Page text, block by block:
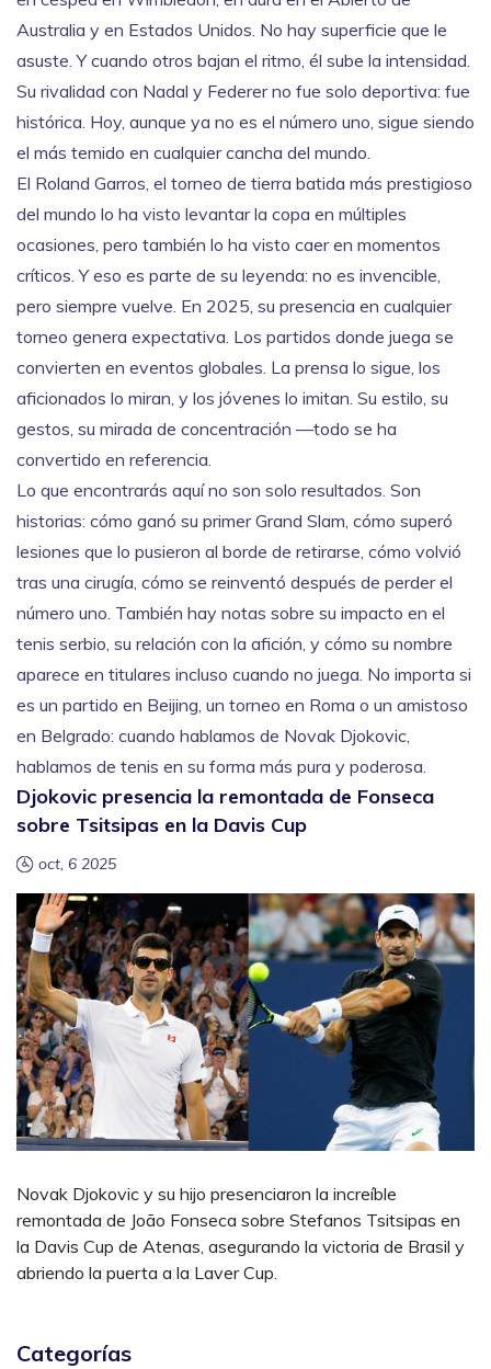
Australia y en Estados Unidos. No hay superficie que le
asuste. Y cuando otros bajan el ritmo, él sube la intensidad.
Su rivalidad con Nadal y Federer no fue solo deportiva: fue
histórica. Hoy, aunque ya no es el número uno, sigue siendo
el más temido en cualquier cancha del mundo.
El Roland Garros, el torneo de tierra batida más prestigioso
del mundo lo ha visto levantar la copa en múltiples
ocasiones, pero también lo ha visto caer en momentos
críticos. Y eso es parte de su leyenda: no es invencible,
pero siempre vuelve. En 2025, su presencia en cualquier
torneo genera expectativa. Los partidos donde juega se
convierten en eventos globales. La prensa lo sigue, los
aficionados lo miran, y los jóvenes lo imitan. Su estilo, su
gestos, su mirada de concentración —todo se ha
convertido en referencia.
Lo que encontrarás aquí no son solo resultados. Son
historias: cómo ganó su primer Grand Slam, cómo superó
lesiones que lo pusieron al borde de retirarse, cómo volvió
tras una cirugía, cómo se reinventó después de perder el
número uno. También hay notas sobre su impacto en el
tenis serbio, su relación con la afición, y cómo su nombre
aparece en titulares incluso cuando no juega. No importa si
es un partido en Beijing, un torneo en Roma o un amistoso
en Belgrado: cuando hablamos de Novak Djokovic,
hablamos de tenis en su forma más pura y poderosa.
Djokovic presencia la remontada de Fonseca
sobre Tsitsipas en la Davis Cup
oct, 6 2025
Novak Djokovic y su hijo presenciaron la increíble
remontada de João Fonseca sobre Stefanos Tsitsipas en
la Davis Cup de Atenas, asegurando la victoria de Brasil y
abriendo la puerta a la Laver Cup.
Categorías